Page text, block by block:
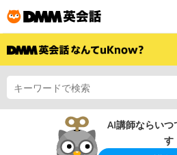
AI講師ならい
す